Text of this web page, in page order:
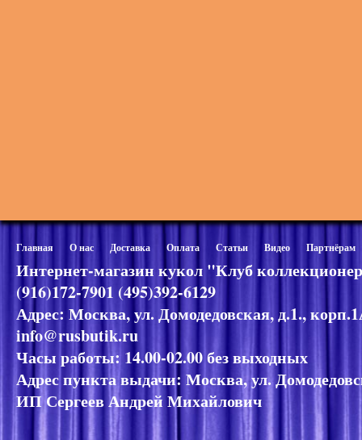
Главная О нас Доставка Оплата Статьи Видео Партнёрам
Интернет-магазин кукол "Клуб
(916)172-7901 (495)392-6129
Адрес: Москва, ул. Домодедовская, д.1.,
info@rusbutik.ru
Часы работы: 14.00-02.00 без выходных
Адрес пункта выдачи: Москва, ул.
ИП Сергеев Андрей Михайлович